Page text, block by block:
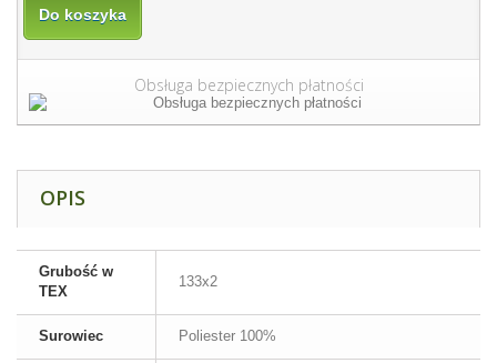
Do koszyka
Obsługa bezpiecznych płatności
OPIS
Grubość w
TEX
133x2
Surowiec Poliester 100%